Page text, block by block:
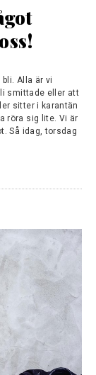
Alla är vi
smittade eller att
sitter i karantän
röra sig lite. Vi är
Så idag, torsdag